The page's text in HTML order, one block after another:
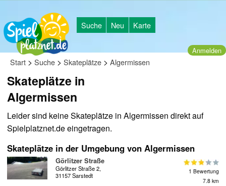
Suche Neu Karte
Anmelden
Start > Suche > Skateplätze > Algermissen
Skateplätze in
Algermissen
Leider sind keine Skateplätze in Algermissen direkt auf
Spielplatznet.de eingetragen.
Skateplätze in der Umgebung von Algermissen
Görlitzer Straße
Görlitzer Straße 2,
31157 Sarstedt
1 Bewertung
7.8 km